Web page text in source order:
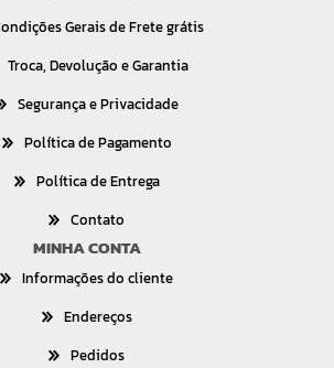
Gerais de Frete grátis
Troca, Devolução e Garantia
Segurança e Privacidade
Política de Pagamento
Política de Entrega
Contato
MINHA CONTA
Informações do cliente
Endereços
Pedidos